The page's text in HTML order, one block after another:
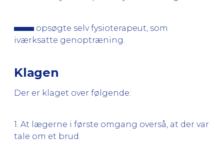
opsøgte selv fysioterapeut, som
iværksatte genoptræning.
Klagen
Der er klaget over følgende:
1. At lægerne i første omgang overså, at der var
tale om et brud.